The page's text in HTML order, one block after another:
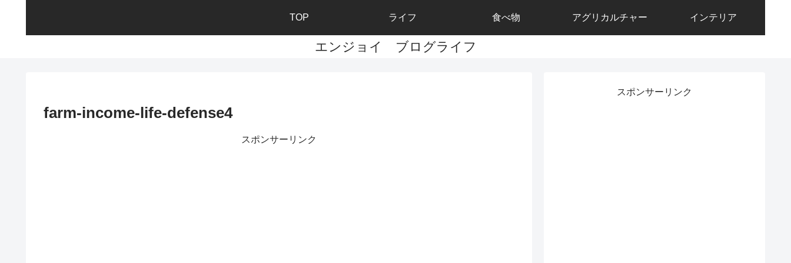
エンジョイ ブログライフ
TOP ライフ 食べ物 アグリカルチャー インテリア
farm-income-life-defense4
スポンサーリンク
スポンサーリンク